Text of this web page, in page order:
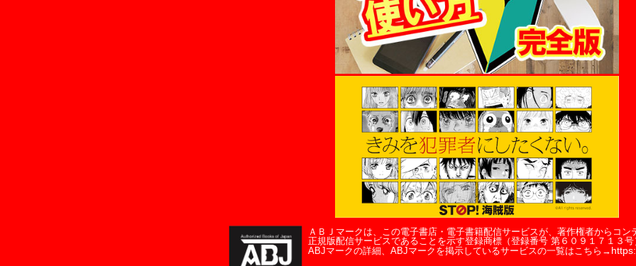
ＡＢＪマークは、この電子書店・電子書籍配信サービスが、著作権者からコン
正規版配信サービスであることを示す登録商標（登録番号 第６０９１７１３号
ABJマークの詳細、ABJマークを掲示しているサービスの一覧はこちら→